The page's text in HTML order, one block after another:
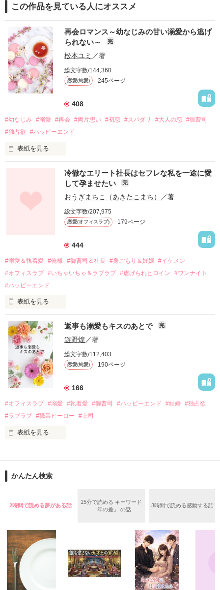
この作品を見ている人にオススメ
再会ロマンス～幼なじみの甘い溺愛から逃げ
られない～
完
松本ユミ ／著
総文字数/144,360
恋愛(純愛) 245ページ
408
#幼なじみ #溺愛 #再会 #両片想い #初恋 #スパダリ #大人の恋 #御曹司
#独占欲
#ハッピーエンド
表紙を見る
幼なじみの哲平に淡い恋心を抱いていた美桜。
しかし、ある出来事をきっかけに二人の関係は壊れてしまう。
関係修復もできないまま、美桜は両親の離婚によって
引っ越すことになり、哲平とも離れ離れになった。
それから約十二年後。
過去の傷から、二度と会いたくないと思っていた哲平に
運命のような再会を果たす。
酔った勢いで一夜を共にしてしまった。
さらに、美桜が初めてだと知った哲平は
『責任をとる、結婚しよう』と真っ直ぐに告げてきた。
戸惑う美桜とは裏腹に、好きという気持ちを隠すことなく
甘やかしてくる。
そんなある日、哲平は美桜がストーカー被害に
遭っていることを知る。
美桜を守るため、哲平は同居を提案してきて――。
夏木美桜(なつきみお)
鳴海哲平 (なるみてっぺい)
2026.6.5～2026.7.25
＊以前、公開していた話の改稿版です＊
作品を読む
冷徹なエリート社長はセフレな私を一途に愛
して孕ませたい
完
おうぎまちこ（あきたこまち） ／著
総文字数/207,975
恋愛(オフィスラブ) 179ページ
444
#溺愛＆執着愛 #俺様 #御曹司＆社長 #身ごもり＆妊娠 #イケメン
#オフィスラブ #いちゃいちゃ＆ラブラブ #虐げられヒロイン
#ワンナイト
#ハッピーエンド
表紙を見る
おかしな噂を流されて前の職場でうまくいかなかった梅田美
桜は、海外で傷心旅行をしていたところ、日本人美青年と出会
い、酒の勢いもあり一夜限りの関係となる。
帰国後、美桜は新しい職場でワンナイトした美青年と再会。
なんと彼の正体は、とある財閥御曹司にも関わらず、一族を離
れて起業した新進気鋭の実業家、社内でも冷徹だと評判な社長
――御影恭司その人だったのだ――！
なぜか恭司から飼い猫の世話係を命じられた美桜は、猫の世
の関係となってしまい――？
返事も溺愛もキスのあとで 完
遊野煌／著
総文字数/112,403
恋愛(純愛) 190ページ
166
#オフィスラブ #溺愛 #執着愛 #御曹司 #ハッピーエンド #結婚 #独占欲
#ラブラブ #職業ヒーロー #上司
表紙を見る
ションの企画戦略室で働いている。
めた、同期で恋人の石垣守（26）がいるのだが、後輩の姫原由
守と由羅から『便利屋雛子』と馬鹿にされ、一人こっそり泣い
た上、同居まで提案してきて──？
鷹哉『宜しくな、俺の雛子』🦅
雛子『俺の……ひぃ、雛子？！！！』🐥
シゴデキで冷徹な上司が見せる素顔は、なぜか想像以上に甘く
かんたん検索
2時間で読める夢がある話
15分で読める キーワード
「年の差」 の話
3時間で読める感動する話